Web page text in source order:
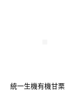
統一生機有機甘栗